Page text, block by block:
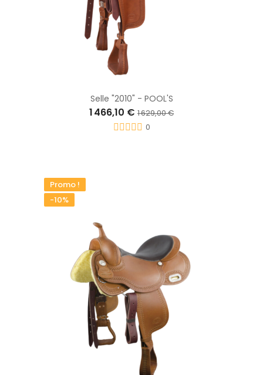
Selle "2010" - POOL'S
1 466,10 € 1 629,00 €
0
Promo !
-10%